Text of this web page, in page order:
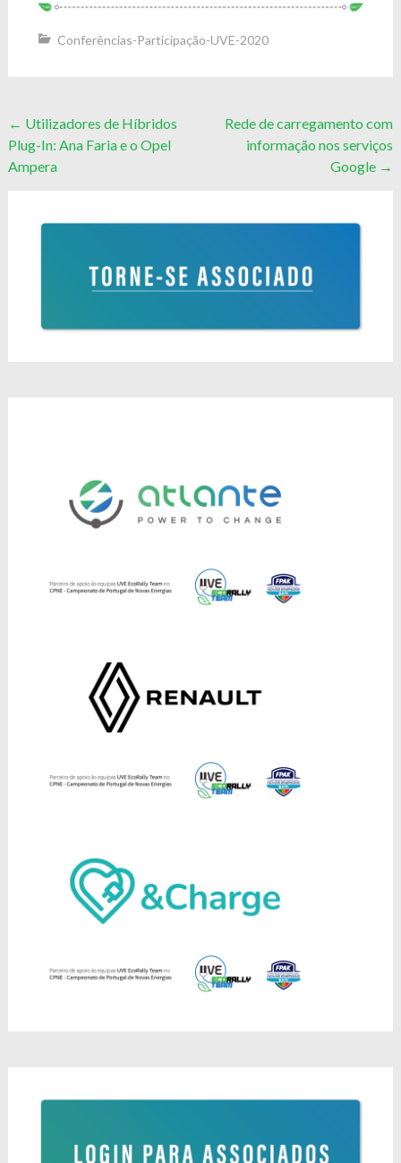
Conferências-Participação-UVE-2020
Post
navigation
← Utilizadores de Híbridos
Plug-In: Ana Faria e o Opel
Ampera
Rede de carregamento com
informação nos serviços
Google →